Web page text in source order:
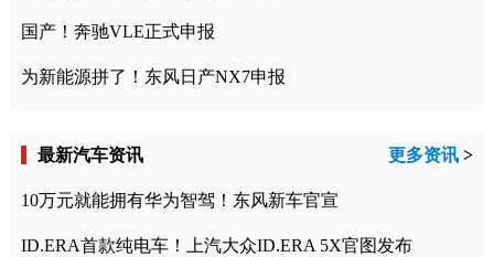
国产！奔驰VLE正式申报
为新能源拼了！东风日产NX7申报
最新汽车资讯 更多资讯 >
10万元就能拥有华为智驾！东风新车官宣
ID.ERA首款纯电车！上汽大众ID.ERA 5X官图发布